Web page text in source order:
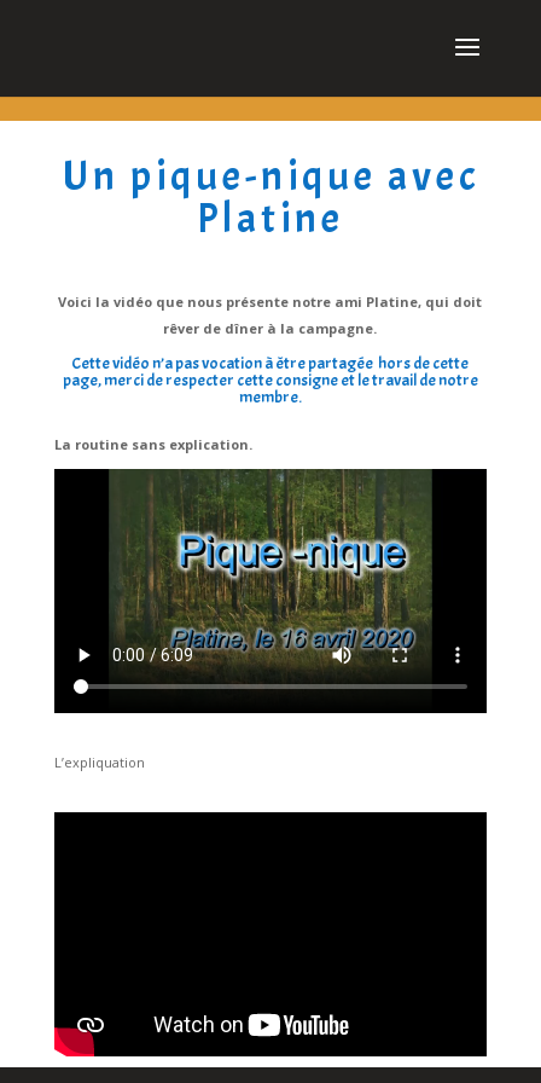
Un pique-nique avec
Platine
Voici la vidéo que nous présente notre ami Platine, qui doit
rêver de dîner à la campagne.
Cette vidéo n’a pas vocation à être partagée hors de cette
page, merci de respecter cette consigne et le travail de notre
membre.
La routine sans explication.
L’expliquation